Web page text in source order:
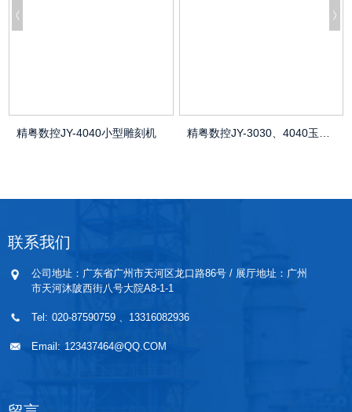
精粤数控JY-4040小型雕刻机
联系我们
公司地址：广东省广州市天河区龙口路86号 / 展厅地址：广州
市天河沐陂西街八号大院A8-1-1
Tel: 020-87590759 、13316082936
Email: 123437464@QQ.COM